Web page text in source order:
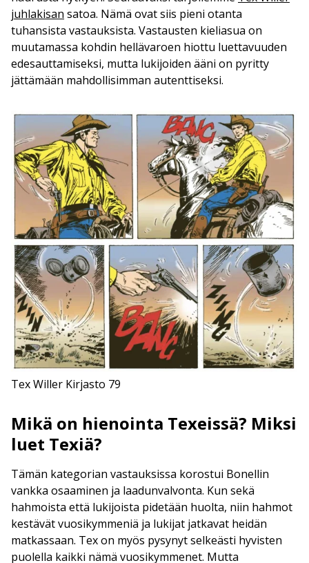
juhlakisan satoa. Nämä ovat siis pieni otanta
tuhansista vastauksista. Vastausten kieliasua on
muutamassa kohdin hellävaroen hiottu luettavuuden
edesauttamiseksi, mutta lukijoiden ääni on pyritty
jättämään mahdollisimman autenttiseksi.
Tex Willer Kirjasto 79
Mikä on hienointa Texeissä? Miksi
luet Texiä?
Tämän kategorian vastauksissa korostui Bonellin
vankka osaaminen ja laadunvalvonta. Kun sekä
hahmoista että lukijoista pidetään huolta, niin hahmot
kestävät vuosikymmeniä ja lukijat jatkavat heidän
matkassaan. Tex on myös pysynyt selkeästi hyvisten
puolella kaikki nämä vuosikymmenet. Mutta